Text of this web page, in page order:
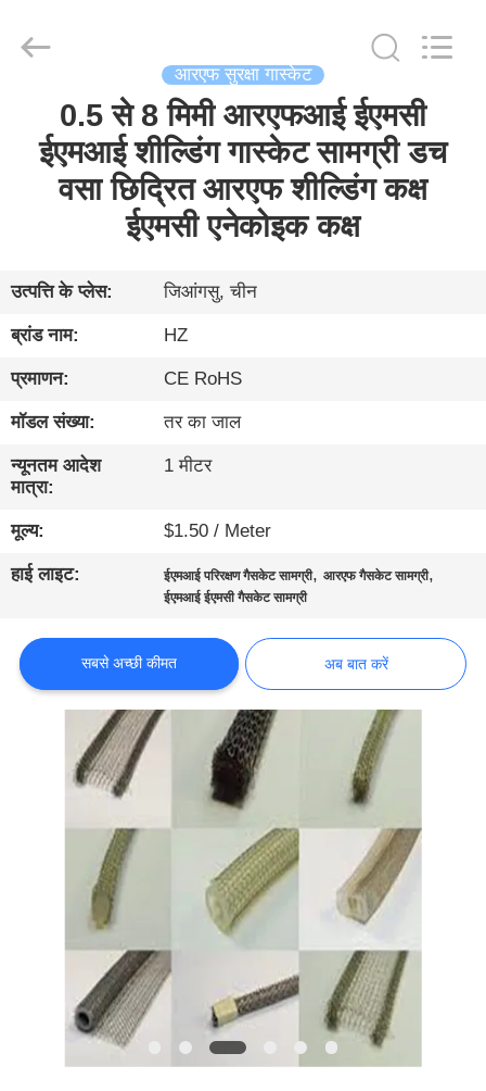
उत्पादों
बारे
में
फ़ैक्टरी
दौरा
गुणवत्ता
नियंत्रण
संपर्क
करें
समाचार
साइटमैप
गोपनीयता
आरएफ सुरक्षा गास्केट
0.5 से 8 मिमी आरएफआई ईएमसी
ईएमआई शील्डिंग गास्केट सामग्री डच
वसा छिद्रित आरएफ शील्डिंग कक्ष
ईएमसी एनेकोइक कक्ष
उत्पत्ति के प्लेस: जिआंगसु, चीन
ब्रांड नाम: HZ
प्रमाणन: CE RoHS
मॉडल संख्या: तर का जाल
न्यूनतम आदेश
मात्रा:
1 मीटर
मूल्य: $1.50 / Meter
हाई लाइट: ईएमआई परिरक्षण गैसकेट सामग्री,आरएफ गैसकेट सामग्री,
ईएमआई ईएमसी गैसकेट सामग्री
सबसे अच्छी कीमत अब बात करें